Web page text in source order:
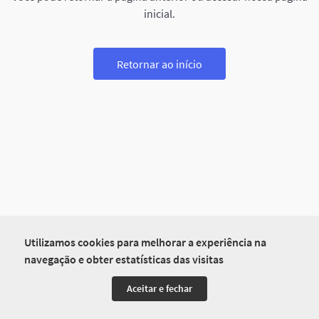
Utilizamos cookies para melhorar a experiência na
navegação e obter estatísticas das visitas
Aceitar e fechar
inicial.
Retornar ao início